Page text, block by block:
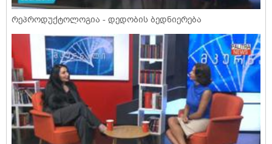
რეპროდუქტოლოგია - დედობის ბედნიერება